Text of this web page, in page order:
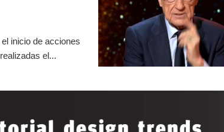
inicio de acciones
el...